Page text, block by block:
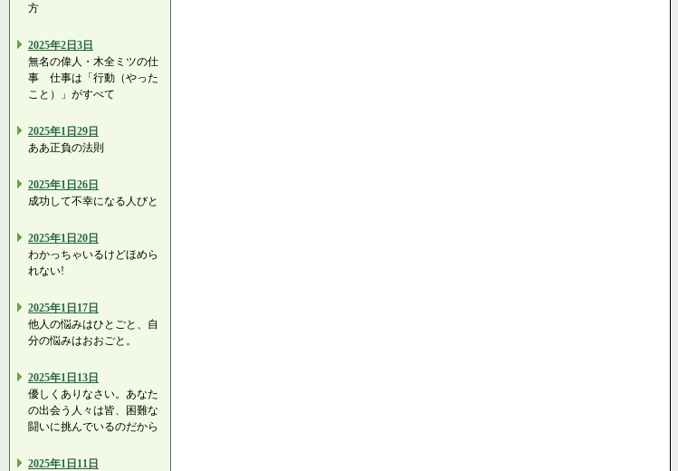
方
2025年2日3日
無名の偉人・木全ミツの仕
事 仕事は「行動（やった
こと）」がすべて
2025年1日29日
ああ正負の法則
2025年1日26日
成功して不幸になる人びと
2025年1日20日
わかっちゃいるけどほめら
れない!
2025年1日17日
他人の悩みはひとごと、自
分の悩みはおおごと。
2025年1日13日
優しくありなさい。あなた
の出会う人々は皆、困難な
闘いに挑んでいるのだから
2025年1日11日